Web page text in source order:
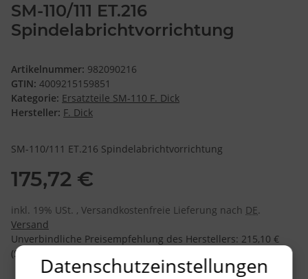
SM-110/111 ET.216
Spindelabrichtvorrichtung
Artikelnummer: 982090216
GTIN: 4009215159851
Kategorie: Ersatzteile SM-110 F. Dick
Hersteller: F. Dick
SM-110/111 ET.216 Spindelabrichtvorrichtung
175,72 €
inkl. 19% USt. , Versandkostenfreie Lieferung nach DE.
Versand
Unverbindliche Preisempfehlung des Herstellers: 215,10 €
(Sie sparen
Datenschutzeinstellungen